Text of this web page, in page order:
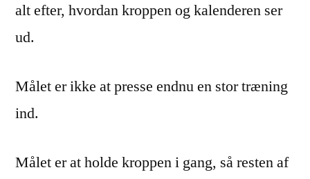
alt efter, hvordan kroppen og kalenderen ser
ud.
Målet er ikke at presse endnu en stor træning
ind.
Målet er at holde kroppen i gang, så resten af